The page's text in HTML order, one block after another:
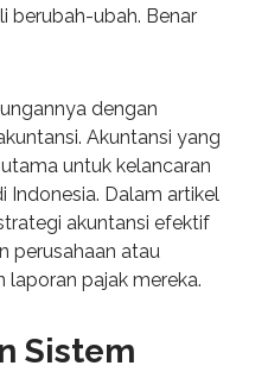
berubah-ubah. Benar
dengan
Akuntansi yang
untuk kelancaran
Indonesia. Dalam artikel
akuntansi efektif
perusahaan atau
pajak mereka.
Sistem